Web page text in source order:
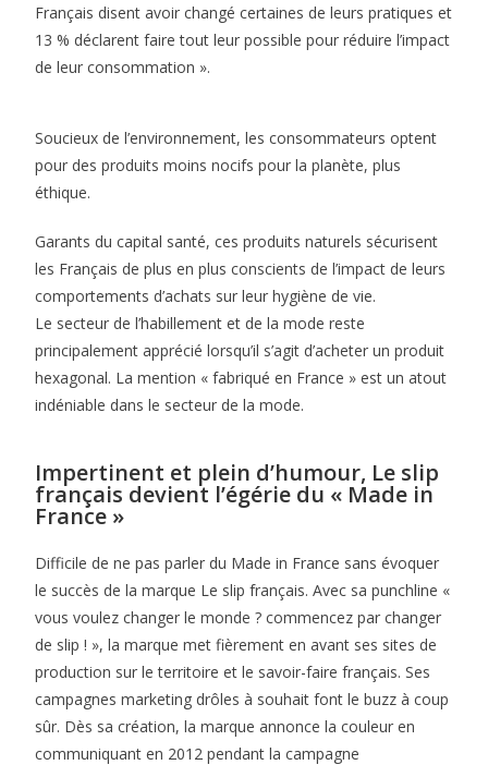
Français disent avoir changé certaines de leurs pratiques et
13 % déclarent faire tout leur possible pour réduire l’impact
de leur consommation ».
Soucieux de l’environnement, les consommateurs optent
pour des produits moins nocifs pour la planète, plus
éthique.
Garants du capital santé, ces produits naturels sécurisent
les Français de plus en plus conscients de l’impact de leurs
comportements d’achats sur leur hygiène de vie.
Le secteur de l’habillement et de la mode reste
principalement apprécié lorsqu’il s’agit d’acheter un produit
hexagonal. La mention « fabriqué en France » est un atout
indéniable dans le secteur de la mode.
Impertinent et plein d’humour, Le slip
français devient l’égérie du « Made in
France »
Difficile de ne pas parler du Made in France sans évoquer
le succès de la marque Le slip français. Avec sa punchline «
vous voulez changer le monde ? commencez par changer
de slip ! », la marque met fièrement en avant ses sites de
production sur le territoire et le savoir-faire français. Ses
campagnes marketing drôles à souhait font le buzz à coup
sûr. Dès sa création, la marque annonce la couleur en
communiquant en 2012 pendant la campagne